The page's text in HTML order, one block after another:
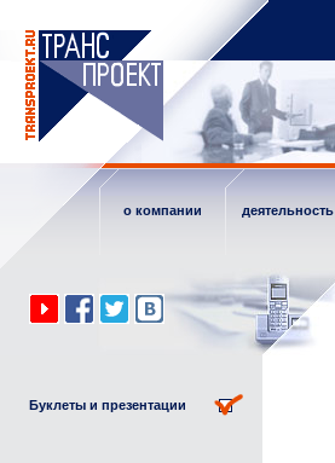
о компании деятельность
Буклеты и презентации